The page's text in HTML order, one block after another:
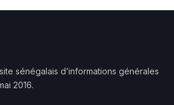
sénégalais d’informations générales
2016.